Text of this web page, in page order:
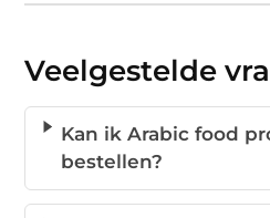
Veelgestelde
Kan ik Arabic food
bestellen?